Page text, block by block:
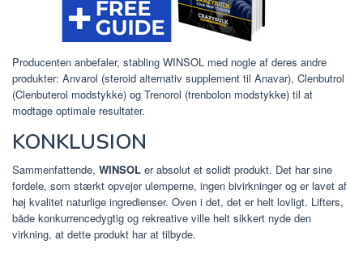
Producenten anbefaler, stabling WINSOL med nogle af deres andre
produkter: Anvarol (steroid alternativ supplement til Anavar), Clenbutrol
(Clenbuterol modstykke) og Trenorol (trenbolon modstykke) til at
modtage optimale resultater.
KONKLUSION
Sammenfattende, WINSOL er absolut et solidt produkt. Det har sine
fordele, som stærkt opvejer ulemperne, ingen bivirkninger og er lavet af
høj kvalitet naturlige ingredienser. Oven i det, det er helt lovligt. Lifters,
både konkurrencedygtig og rekreative ville helt sikkert nyde den
virkning, at dette produkt har at tilbyde.